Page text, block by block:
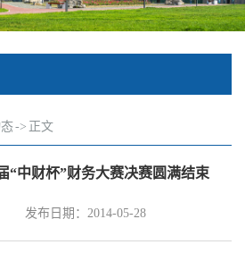
-> 正文
“中财杯”财务大赛决赛圆满结束
发布日期：2014-05-28